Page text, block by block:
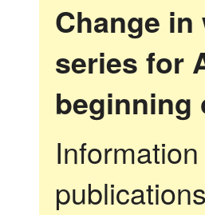
Change
series for
beginning